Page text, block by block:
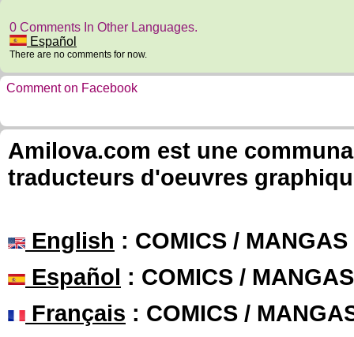
0 Comments In Other Languages.
Español
There are no comments for now.
Comment on Facebook
Amilova.com est une
traducteurs d'oeuvres
English : COMICS /
Español : COMICS /
Français : COMICS /